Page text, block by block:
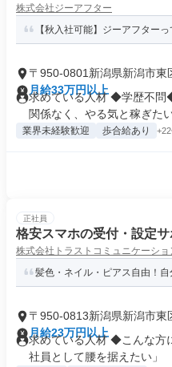
株式会社ジーアフター
【秋入社可能】ジーアフター
〒950-0801新潟県新潟市東
月給33万円以上
求めている人材 ◆学歴不
関係なく、やる気と稼ぎたい
業界未経験歓迎 歩合給あり
正社員
格安スマホの受付・設定サ
株式会社トラストコミュニケーショ
髪色・ネイル・ピアス自由！
〒950-0813新潟県新潟市東
月給23万円以上
求めている人材 ◆こんな方
社員として腰を据えたい」